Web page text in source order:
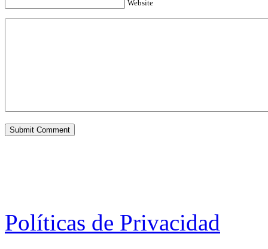
Website
Políticas de Privacidad